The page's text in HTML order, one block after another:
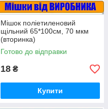
Мішок поліетиленовий
щільний 65*100см, 70 мкм
(вторинка)
Готово до відправки
18 ₴
Купити